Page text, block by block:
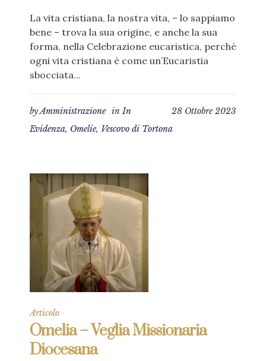
La vita cristiana, la nostra vita, – lo sappiamo
bene – trova la sua origine, e anche la sua
forma, nella Celebrazione eucaristica, perché
ogni vita cristiana è come un’Eucaristia
sbocciata...
28 Ottobre 2023
byAmministrazione inIn
Evidenza, Omelie, Vescovo di Tortona
Articolo
Omelia – Veglia Missionaria
Diocesana